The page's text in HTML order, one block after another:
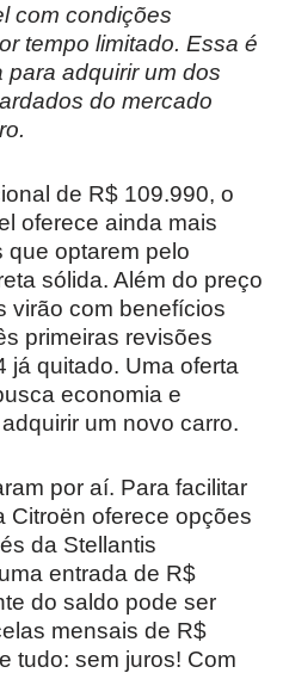
com condições
tempo limitado. Essa é
adquirir um dos
do mercado
de R$ 109.990, o
oferece ainda mais
optarem pelo
sólida. Além do preço
virão com benefícios
primeiras revisões
já quitado. Uma oferta
economia e
um novo carro.
por aí. Para facilitar
Citroën oferece opções
da Stellantis
entrada de R$
do saldo pode ser
mensais de R$
tudo: sem juros! Com